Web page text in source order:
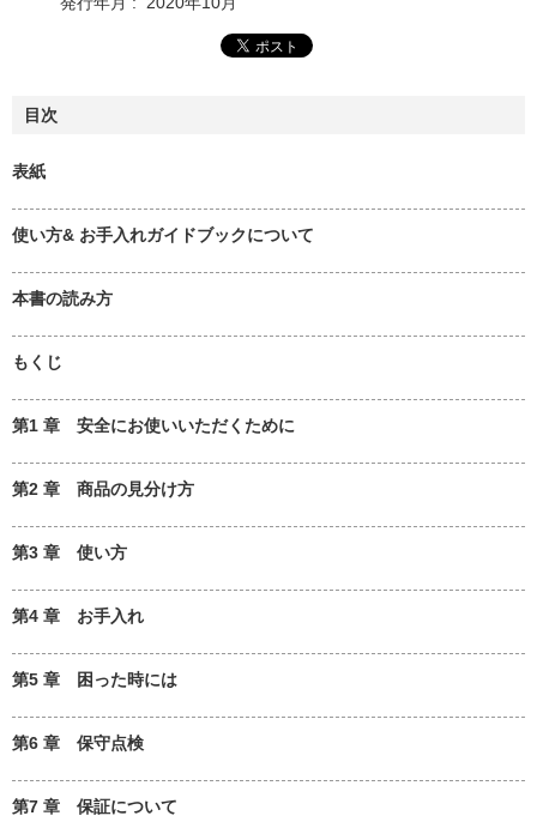
目次
表紙
使い方& お手入れガイドブックについて
本書の読み方
もくじ
第1 章 安全にお使いいただくために
第2 章 商品の見分け方
第3 章 使い方
第4 章 お手入れ
第5 章 困った時には
第6 章 保守点検
第7 章 保証について